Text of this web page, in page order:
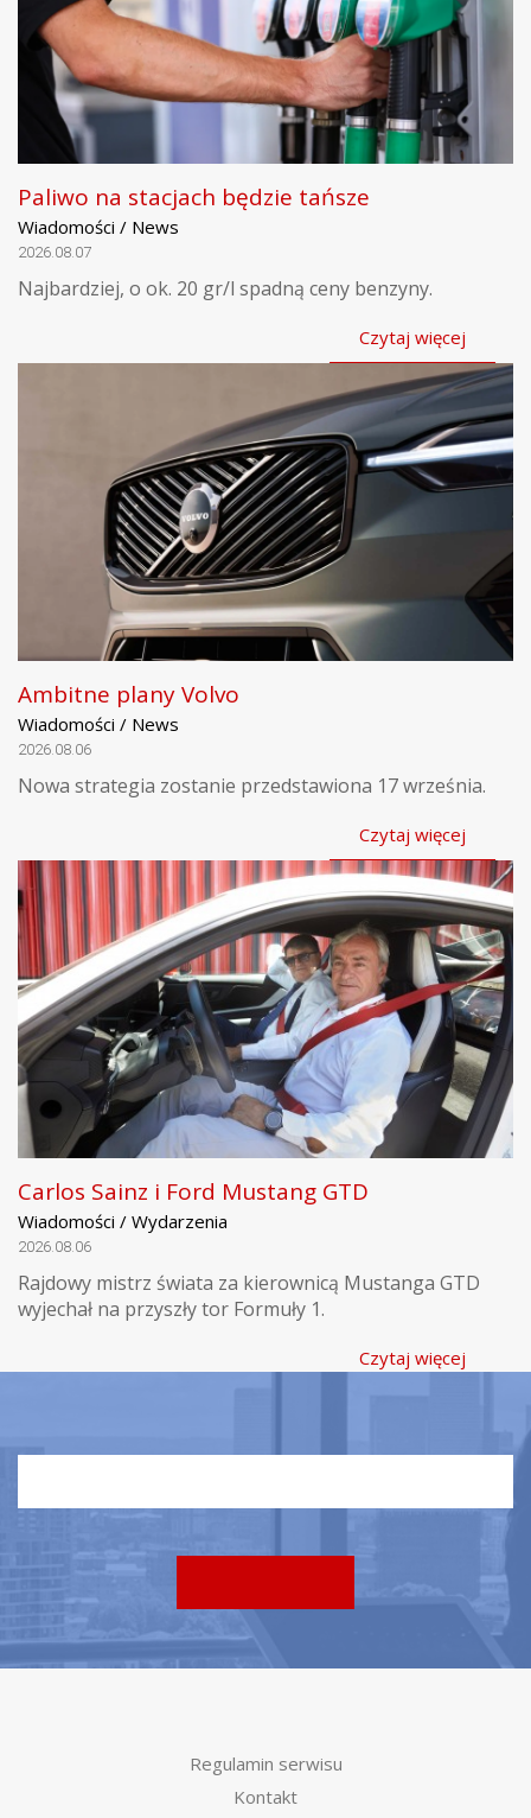
Paliwo na stacjach będzie tańsze
Wiadomości / News
2026.08.07
Najbardziej, o ok. 20 gr/l spadną ceny benzyny.
Czytaj więcej
Ambitne plany Volvo
Wiadomości / News
2026.08.06
Nowa strategia zostanie przedstawiona 17 września.
Czytaj więcej
Carlos Sainz i Ford Mustang GTD
Wiadomości / Wydarzenia
2026.08.06
Rajdowy mistrz świata za kierownicą Mustanga GTD
wyjechał na przyszły tor Formuły 1.
Czytaj więcej
Regulamin serwisu
Kontakt